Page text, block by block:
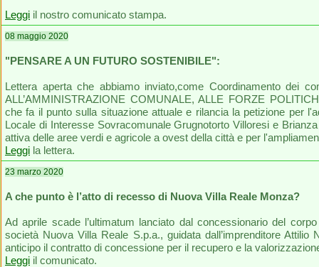
Leggi il nostro comunicato stampa.
08 maggio 2020
"PENSARE A UN FUTURO SOSTENIBILE":
Lettera aperta che abbiamo inviato,come Coordinamento dei
ALL’AMMINISTRAZIONE COMUNALE, ALLE FORZE
che fa il punto sulla situazione attuale e rilancia la petizione per
Locale di Interesse Sovracomunale Grugnotorto Villoresi e
attiva delle aree verdi e agricole a ovest della città e per
Leggi la lettera.
23 marzo 2020
A che punto è l’atto di recesso di Nuova Villa Reale Monza?
Ad aprile scade l’ultimatum lanciato dal concessionario del
società Nuova Villa Reale S.p.a., guidata dall’imprenditore
anticipo il contratto di concessione per il recupero e la
Leggi il comunicato.